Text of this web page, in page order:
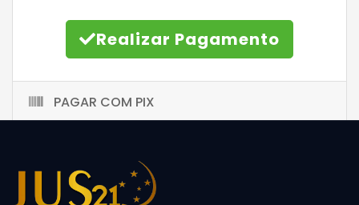
Realizar Pagamento
PAGAR COM PIX